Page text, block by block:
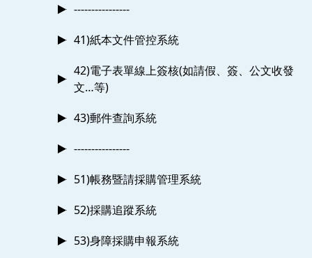
----------------
41)紙本文件管控系統
42)電子表單線上簽核(如請假、簽、公文收發
文…等)
43)郵件查詢系統
----------------
51)帳務暨請採購管理系統
52)採購追蹤系統
53)身障採購申報系統